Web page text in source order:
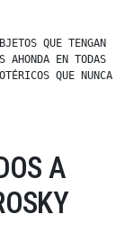
QUE TENGAN
AHONDA EN TODAS
QUE NUNCA
A